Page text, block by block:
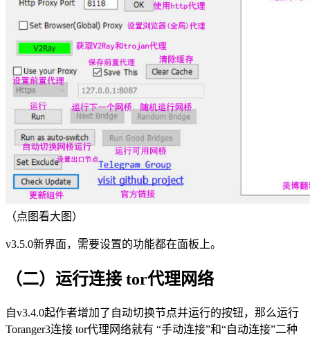
（点图看大图）
v3.5.0新界面，需要设置的功能都在面板上。
（二）运行连接 tor代理网络
自v3.4.0起作者增加了自动切换节点并运行的按钮，那么运行
Toranger3连接 tor代理网络就有 “手动连接”和“自动连接”二种